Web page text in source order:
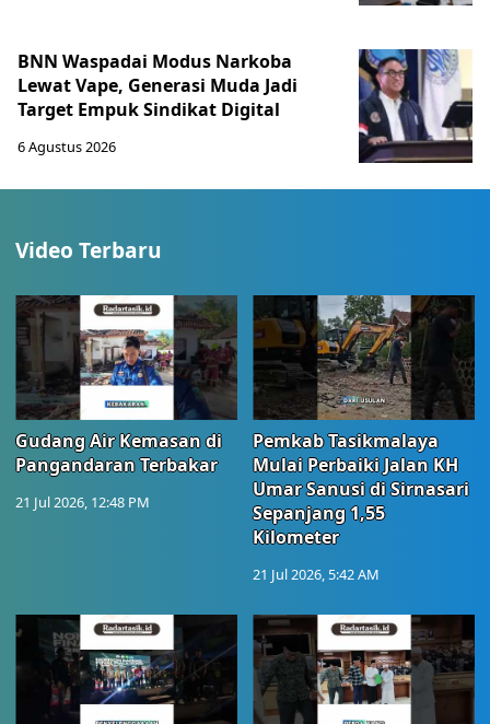
BNN Waspadai Modus Narkoba
Lewat Vape, Generasi Muda Jadi
Target Empuk Sindikat Digital
6 Agustus 2026
Video Terbaru
Gudang Air Kemasan di
Pangandaran Terbakar
21 Jul 2026, 12:48 PM
Pemkab Tasikmalaya
Mulai Perbaiki Jalan KH
Umar Sanusi di Sirnasari
Sepanjang 1,55
Kilometer
21 Jul 2026, 5:42 AM